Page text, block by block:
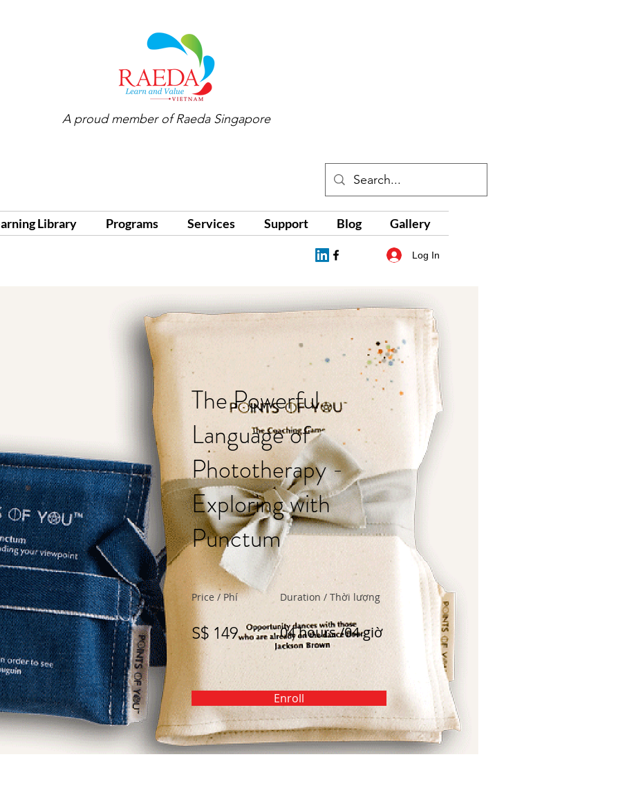
A proud member ofRaeda Singapore
Library Programs Services Support Blog Gallery
Log In
The Powerful
Language of
Phototherapy -
Exploring with
Punctum
Price / Phí Duration / Thời lượng
S$ 149 04 hours /04 giờ
Enroll